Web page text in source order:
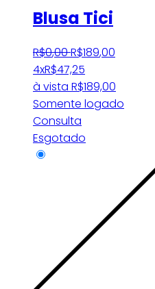
Blusa Tici
R$0,00R$189,00
4xR$47,25
à vista R$189,00
Somente logado
Consulta
Esgotado